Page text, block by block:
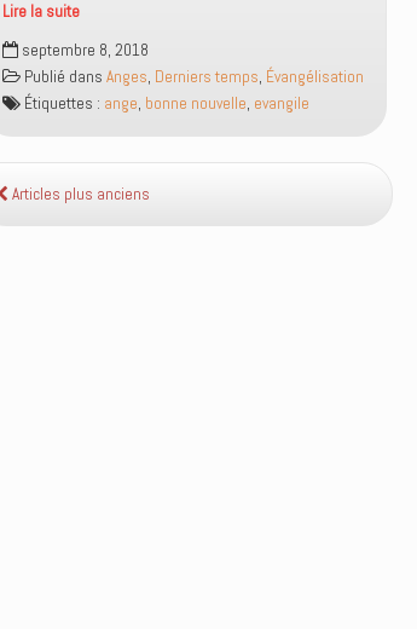
Lire la suite
Est-
ce
que
les
annoncent
aussi
septembre 8, 2018
Publié dans Anges, Derniers temps, Évangélisation
Étiquettes : ange, bonne nouvelle, evangile
Articles plus anciens